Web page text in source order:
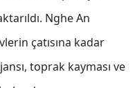
Nghe An
çatısına kadar
toprak kayması ve